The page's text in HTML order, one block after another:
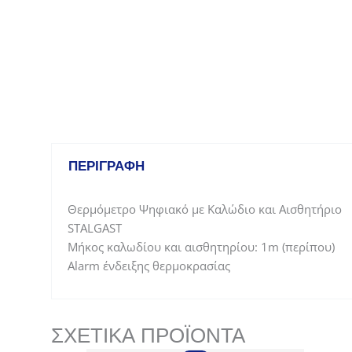
ΠΕΡΙΓΡΑΦΉ
Θερμόμετρο Ψηφιακό με Καλώδιο και Αισθητήριο
STALGAST
Mήκος καλωδίου και αισθητηρίου: 1m (περίπου)
Alarm ένδειξης θερμοκρασίας
ΣΧΕΤΙΚΆ ΠΡΟΪΌΝΤΑ